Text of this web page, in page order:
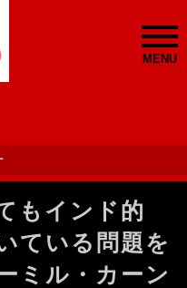
MENU
もインド的
ている問題を
ミル・カーン